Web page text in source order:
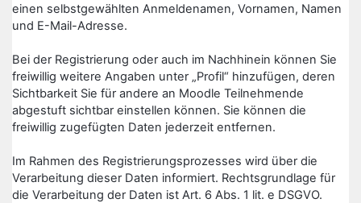
einen selbstgewählten Anmeldenamen, Vornamen, Namen
und E-Mail-Adresse.
Bei der Registrierung oder auch im Nachhinein können Sie
freiwillig weitere Angaben unter „Profil“ hinzufügen, deren
Sichtbarkeit Sie für andere an Moodle Teilnehmende
abgestuft sichtbar einstellen können. Sie können die
freiwillig zugefügten Daten jederzeit entfernen.
Im Rahmen des Registrierungsprozesses wird über die
Verarbeitung dieser Daten informiert. Rechtsgrundlage für
die Verarbeitung der Daten ist Art. 6 Abs. 1 lit. e DSGVO.